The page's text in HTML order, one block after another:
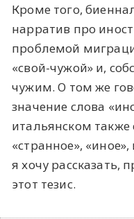
Кроме того,
нарратив про
проблемой
«свой-чужой» и,
чужим. О том же
значение слова
итальянском
«странное»,
я хочу рассказать,
этот тезис.